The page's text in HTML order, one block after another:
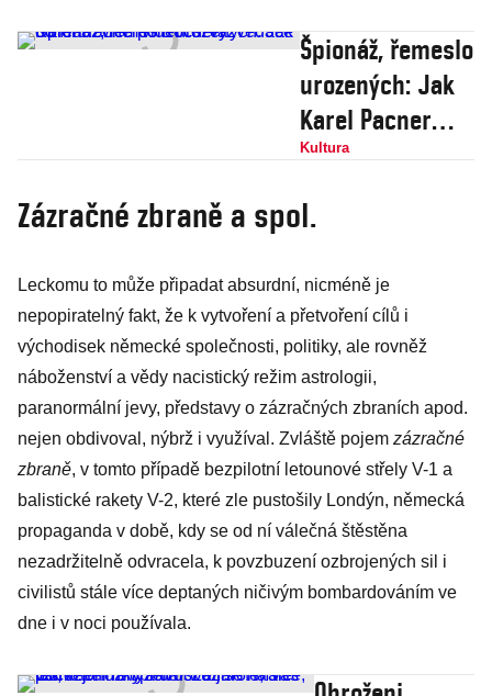
Špionáž, řemeslo
urozených: Jak
Karel Pacner
viděl čs.
Haužvice po
Kultura
Zázračné zbraně a spol.
Leckomu to může připadat absurdní, nicméně je
nepopiratelný fakt, že k vytvoření a přetvoření cílů i
východisek německé společnosti, politiky, ale rovněž
náboženství a vědy nacistický režim astrologii,
paranormální jevy, představy o zázračných zbraních apod.
nejen obdivoval, nýbrž i využíval. Zvláště pojem zázračné
zbraně, v tomto případě bezpilotní letounové střely V-1 a
balistické rakety V-2, které zle pustošily Londýn, německá
propaganda v době, kdy se od ní válečná štěstěna
nezadržitelně odvracela, k povzbuzení ozbrojených sil i
civilistů stále více deptaných ničivým bombardováním ve
dne i v noci používala.